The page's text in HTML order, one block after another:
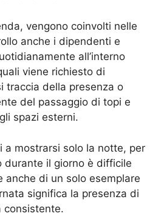
vengono coinvolti nelle
anche i dipendenti e
all’interno
viene richiesto di
traccia della presenza o
del passaggio di topi e
spazi esterni.
a mostrarsi solo la notte, per
durante il giorno è difficile
anche di un solo esemplare
significa la presenza di
consistente.